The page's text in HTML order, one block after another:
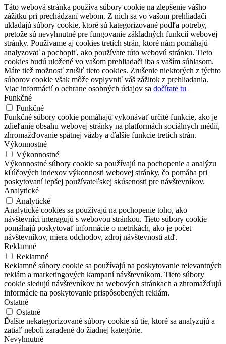
Táto webová stránka používa súbory cookie na zlepšenie vášho
zážitku pri prechádzaní webom. Z nich sa vo vašom prehliadači
ukladajú súbory cookie, ktoré sú kategorizované podľa potreby,
pretože sú nevyhnutné pre fungovanie základných funkcií webovej
stránky. Používame aj cookies tretích strán, ktoré nám pomáhajú
analyzovať a pochopiť, ako používate túto webovú stránku. Tieto
cookies budú uložené vo vašom prehliadači iba s vaším súhlasom.
Máte tiež možnosť zrušiť tieto cookies. Zrušenie niektorých z týchto
súborov cookie však môže ovplyvniť váš zážitok z prehliadania.
Viac informácií o ochrane osobných údajov sa dočítate tu
Funkčné
Funkčné
Funkčné súbory cookie pomáhajú vykonávať určité funkcie, ako je
zdieľanie obsahu webovej stránky na platformách sociálnych médií,
zhromažďovanie spätnej väzby a ďalšie funkcie tretích strán.
Výkonnostné
Výkonnostné
Výkonnostné súbory cookie sa používajú na pochopenie a analýzu
kľúčových indexov výkonnosti webovej stránky, čo pomáha pri
poskytovaní lepšej používateľskej skúsenosti pre návštevníkov.
Analytické
Analytické
Analytické cookies sa používajú na pochopenie toho, ako
návštevníci interagujú s webovou stránkou. Tieto súbory cookie
pomáhajú poskytovať informácie o metrikách, ako je počet
návštevníkov, miera odchodov, zdroj návštevnosti atď.
Reklamné
Reklamné
Reklamné súbory cookie sa používajú na poskytovanie relevantných
reklám a marketingových kampaní návštevníkom. Tieto súbory
cookie sledujú návštevníkov na webových stránkach a zhromažďujú
informácie na poskytovanie prispôsobených reklám.
Ostatné
Ostatné
Ďalšie nekategorizované súbory cookie sú tie, ktoré sa analyzujú a
zatiaľ neboli zaradené do žiadnej kategórie.
Nevyhnutné